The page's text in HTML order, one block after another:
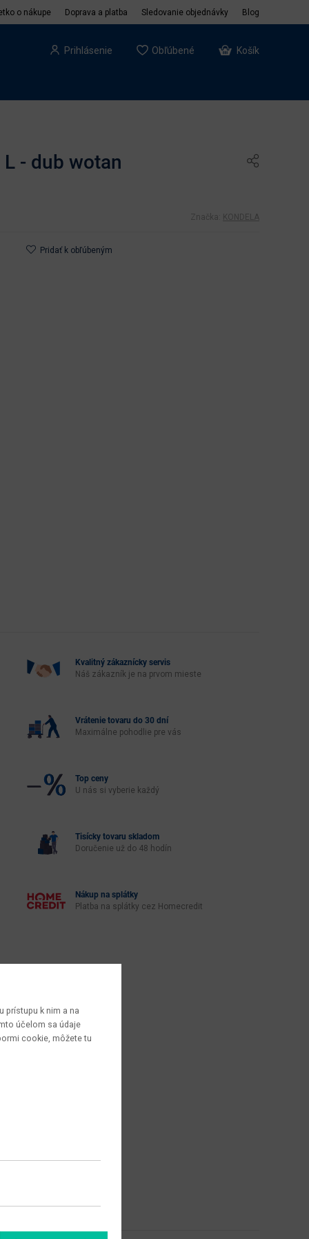
o nákupe Doprava a platba Sledovanie objednávky Blog
Prihlásenie Obľúbené Košík
L - dub wotan
Značka: KONDELA
Pridať k obľúbeným
Kvalitný zákaznícky servis
Náš zákazník je na prvom mieste
Vrátenie tovaru do 30 dní
Maximálne pohodlie pre vás
Top ceny
U nás si vyberie každý
Tisícky tovaru skladom
Doručenie už do 48 hodín
Nákup na splátky
Platba na splátky cez Homecredit
prístupu k nim a na
účelom sa údaje
cookie, môžete tu